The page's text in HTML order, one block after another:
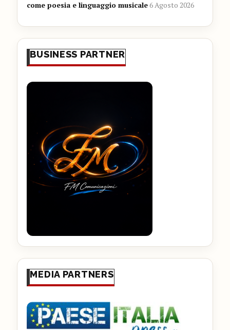
come poesia e linguaggio musicale6 Agosto 2026
BUSINESS PARTNER
MEDIA PARTNERS